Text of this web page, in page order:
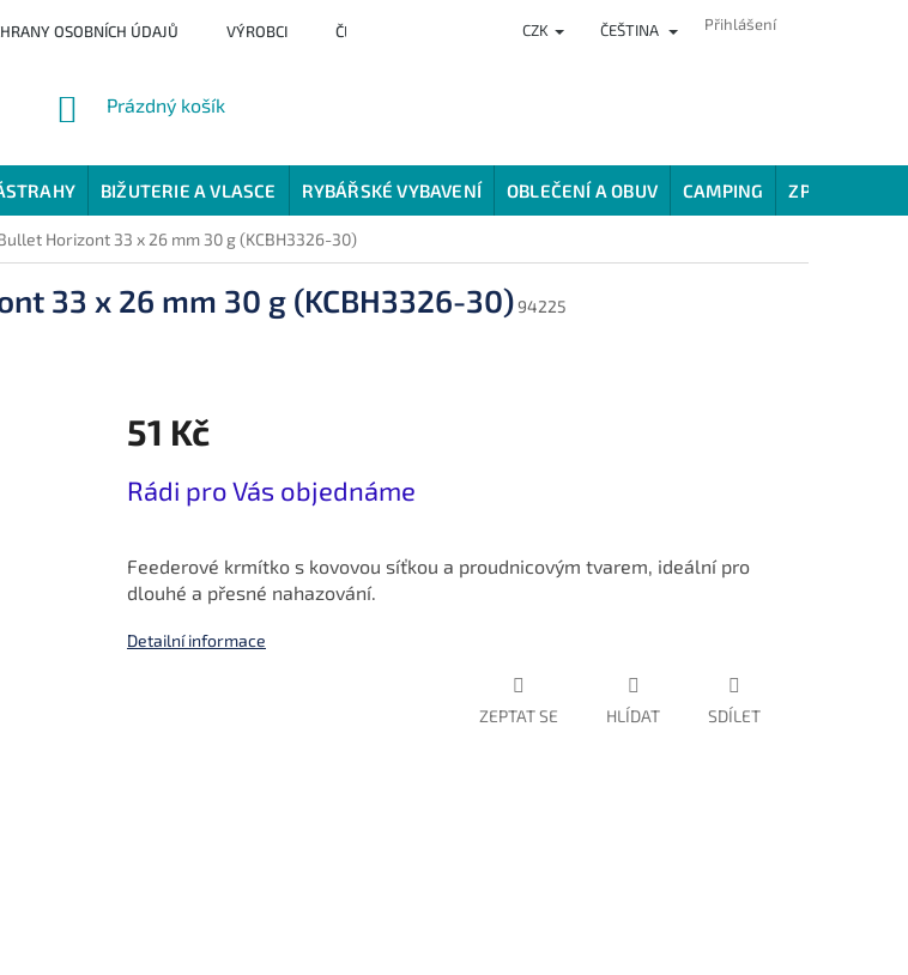
OSOBNÍCH ÚDAJŮ VÝROBCI ČLÁNKY HODNOCENÍ OBCHODU VĚRNOSTNÍ
CZK ČEŠTINA Přihlášení
NÁKUPNÍ
Prázdný košík
BIŽUTERIE A VLASCE RYBÁŘSKÉ VYBAVENÍ OBLEČENÍ A OBUV CAMPING ZPŮSOBY
Horizont 33 x 26 mm 30 g (KCBH3326-30)
33 x 26 mm 30 g (KCBH3326-30)94225
51 Kč
cena:
Rádi pro Vás objednáme
Feederové krmítko s kovovou síťkou a proudnicovým tvarem, ideální pro
dlouhé a přesné nahazování.
Detailní informace
ZEPTAT SE HLÍDAT SDÍLET